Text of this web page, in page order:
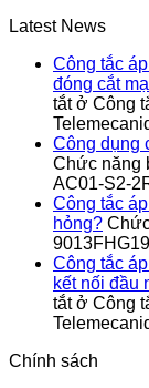
Latest News
Công tắc
đóng cắt
tắtở Công
Công dụng
Chức năng
AC01-S2-
Công tắc
hỏng?
Công tắc
kết nối đầu
tắtở Công
Chính sách